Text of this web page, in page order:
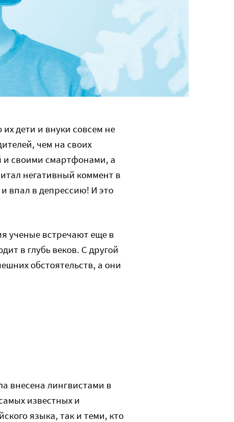
дети и внуки совсем не
чем на своих
и своими смартфонами, а
негативный коммент в
и впал в депрессию! И это
ученые встречают еще в
в глубь веков. С другой
обстоятельств, а они
внесена лингвистами в
известных и
языка, так и теми, кто